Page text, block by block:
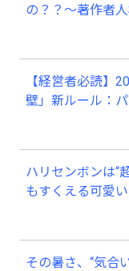
の？？～著作者
【経営者必読】
壁」新ルール：
ハリセンボンは“
もすくえる可愛
その暑さ、“気合